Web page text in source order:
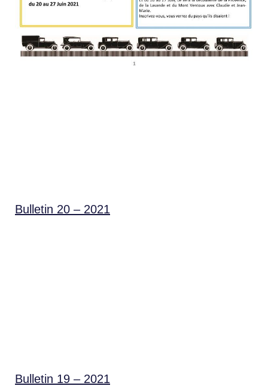
Bulletin 20 – 2021
Bulletin 19 – 2021